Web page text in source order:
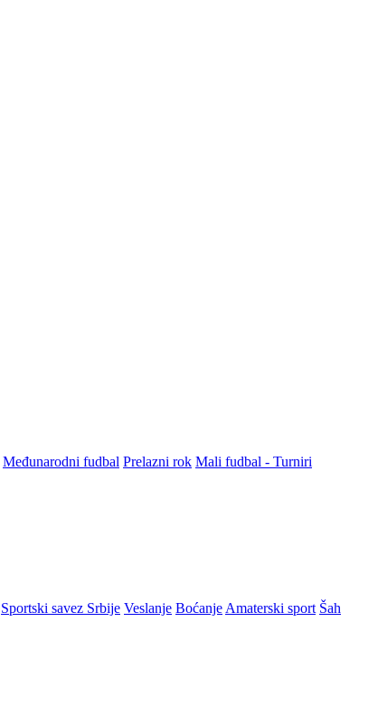
Međunarodni fudbal Prelazni rok Mali fudbal - Turniri
Sportski savez Srbije Veslanje Boćanje Amaterski sport Šah